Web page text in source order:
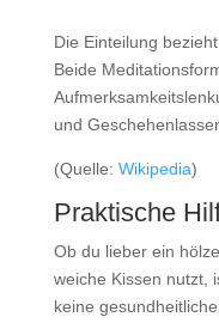
Die Einteilung
Beide
und
(Quelle: Wikipedia)
Praktische
Ob du lieber ein
weiche Kissen nutzt,
keine